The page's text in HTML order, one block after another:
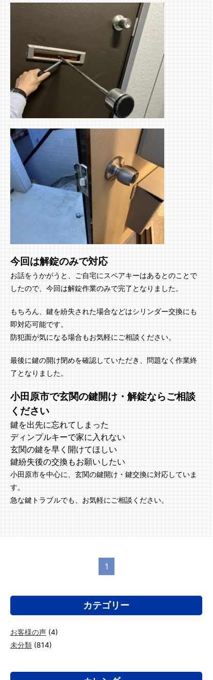
今回は解錠のみで対応
お話をうかがうと、ご自宅にスペアキーはあるとのことで
したので、今回は解錠作業のみで完了となりました。
もちろん、鍵を紛失された場合などはシリンダー交換にも
即対応可能です。
防犯面が気になる場合もお気軽にご相談ください。
最後に鍵の開け閉めを確認していただき、問題なく作業終
了となりました。
小田原市で玄関の鍵開け・解錠ならご相談
ください
鍵を出先に忘れてしまった
ディンプルキーで家に入れない
玄関の鍵を早く開けてほしい
鍵紛失後の交換もお願いしたい
小田原市を中心に、玄関の鍵開け・鍵交換に対応していま
す。
急な鍵トラブルでも、お気軽にご相談ください。
1
カテゴリー
お客様の声 (4)
未分類 (814)